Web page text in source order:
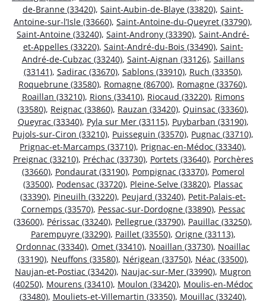
de-Branne (33420), Saint-Aubin-de-Blaye (33820), Saint-
Antoine-sur-l’Isle (33660), Saint-Antoine-du-Queyret (33790),
Saint-Antoine (33240), Saint-Androny (33390), Saint-André-
et-Appelles (33220), Saint-André-du-Bois (33490), Saint-
André-de-Cubzac (33240), Saint-Aignan (33126), Saillans
(33141), Sadirac (33670), Sablons (33910), Ruch (33350),
Roquebrune (33580), Romagne (86700), Romagne (33760),
Roaillan (33210), Rions (33410), Riocaud (33220), Rimons
(33580), Reignac (33860), Rauzan (33420), Quinsac (33360),
Queyrac (33340), Pyla sur Mer (33115), Puybarban (33190),
Pujols-sur-Ciron (33210), Puisseguin (33570), Pugnac (33710),
Prignac-et-Marcamps (33710), Prignac-en-Médoc (33340),
Preignac (33210), Préchac (33730), Portets (33640), Porchères
(33660), Pondaurat (33190), Pompignac (33370), Pomerol
(33500), Podensac (33720), Pleine-Selve (33820), Plassac
(33390), Pineuilh (33220), Peujard (33240), Petit-Palais-et-
Cornemps (33570), Pessac-sur-Dordogne (33890), Pessac
(33600), Périssac (33240), Pellegrue (33790), Pauillac (33250),
Parempuyre (33290), Paillet (33550), Origne (33113),
Ordonnac (33340), Omet (33410), Noaillan (33730), Noaillac
(33190), Neuffons (33580), Nérigean (33750), Néac (33500),
Naujan-et-Postiac (33420), Naujac-sur-Mer (33990), Mugron
(40250), Mourens (33410), Moulon (33420), Moulis-en-Médoc
(33480), Mouliets-et-Villemartin (33350), Mouillac (33240),